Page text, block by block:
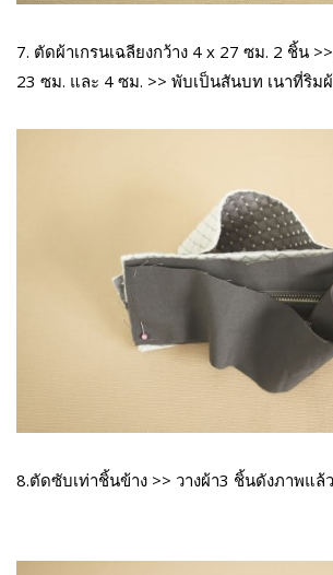
7. ตัดผ้าเกรนเฉลียงกว้าง 4 x 27 ซม. 2 ชิ้น
23 ซม. และ 4 ซม. >> พับเป็นสันบท เนาที่ริม
8.ตัดซับเท่าชิ้นข้าง >> วางผ้า3 ชิ้นดังภาพแล้